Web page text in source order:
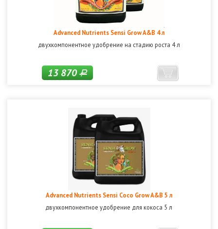
Advanced Nutrients Sensi Grow A&B 4 л
двухкомпонентное удобрение на стадию роста 4 л
13 870Р
Advanced Nutrients Sensi Coco Grow A&B 5 л
двухкомпонентное удобрение для кокоса 5 л